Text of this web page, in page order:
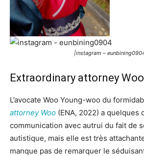
|instagram –
Extraordinary attorney Woo
L’avocate Woo Young-woo du
attorney Woo (ENA, 2022) a quelques
communication avec autrui du fait de
autistique, mais elle est très
manque pas de remarquer le